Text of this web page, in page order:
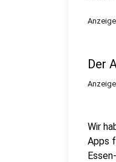
Anzeige
Der
Anzeige
Wir
Apps